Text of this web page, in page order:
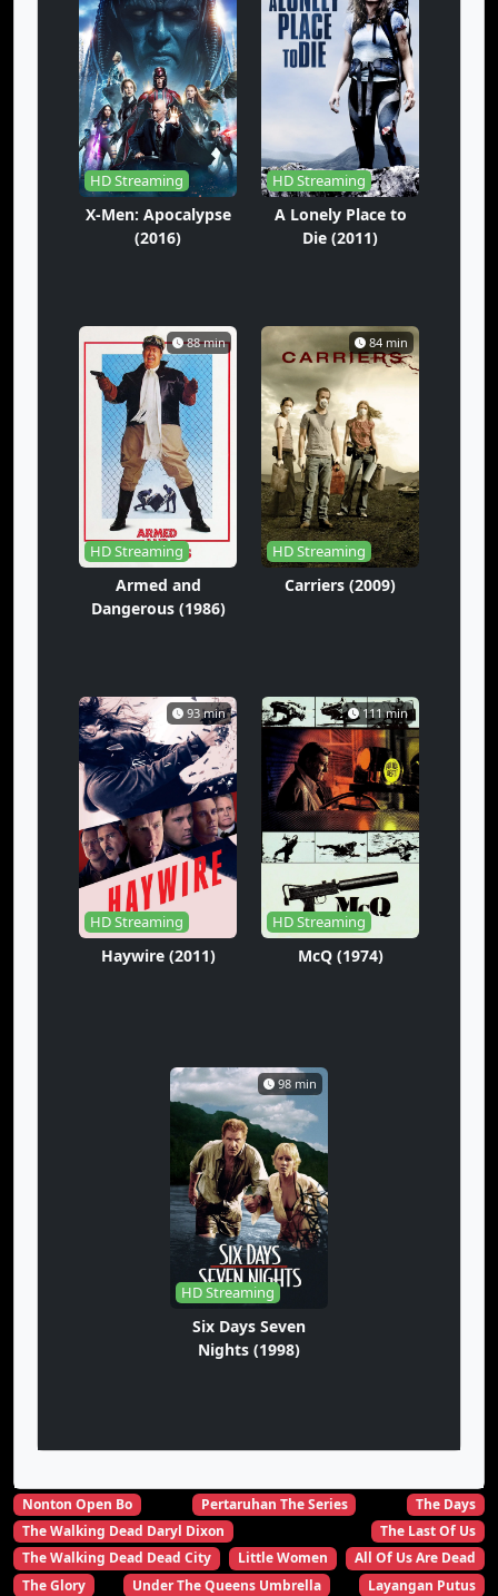
HD Streaming
X-Men: Apocalypse
(2016)
HD Streaming
A Lonely Place to
Die (2011)
88 min
HD Streaming
Armed and
Dangerous (1986)
84 min
HD Streaming
Carriers (2009)
93 min
HD Streaming
Haywire (2011)
111 min
HD Streaming
McQ (1974)
98 min
HD Streaming
Six Days Seven
Nights (1998)
Nonton Open Bo Pertaruhan The Series
The Days
The Walking Dead Daryl Dixon
The Last Of Us
The Walking Dead Dead City
Little Women
All Of Us Are Dead
The Glory
Under The Queens Umbrella
Layangan Putus